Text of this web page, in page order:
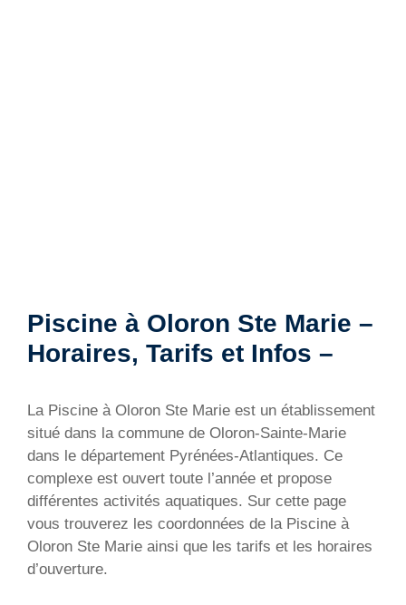
Piscine à Oloron Ste Marie –
Horaires, Tarifs et Infos –
La Piscine à Oloron Ste Marie est un établissement
situé dans la commune de Oloron-Sainte-Marie
dans le département Pyrénées-Atlantiques. Ce
complexe est ouvert toute l’année et propose
différentes activités aquatiques. Sur cette page
vous trouverez les coordonnées de la Piscine à
Oloron Ste Marie ainsi que les tarifs et les horaires
d’ouverture.